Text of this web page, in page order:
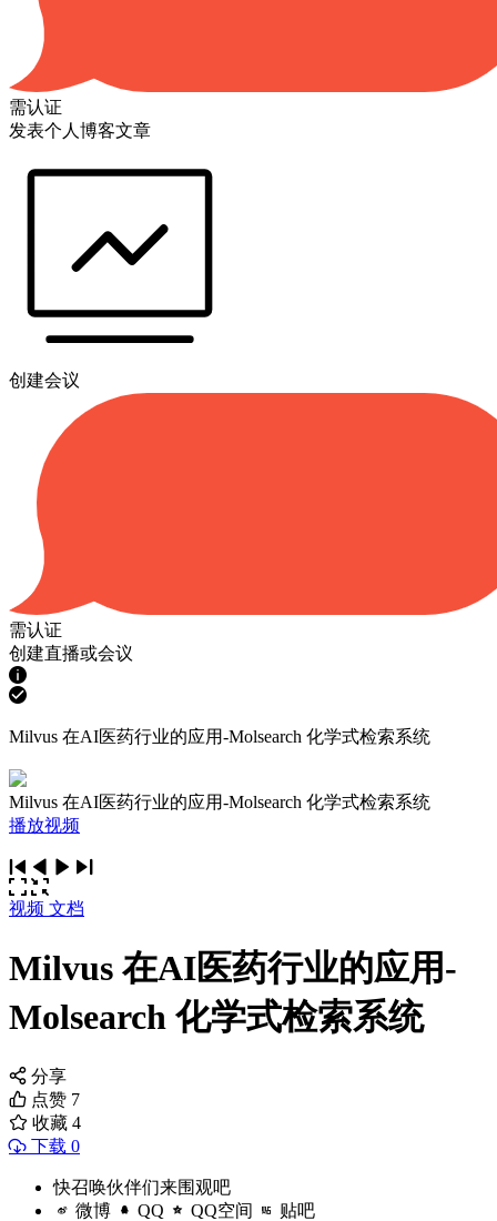
需认证
发表个人博客文章
创建会议
需认证
创建直播或会议
Milvus 在AI医药行业的应用-Molsearch 化学式检索系统
Milvus 在AI医药行业的应用-Molsearch 化学式检索系统
播放视频
视频 文档
Milvus 在AI医药行业的应用-
Molsearch 化学式检索系统
分享
点赞 7
收藏 4
下载 0
快召唤伙伴们来围观吧
微博 QQ QQ空间 贴吧